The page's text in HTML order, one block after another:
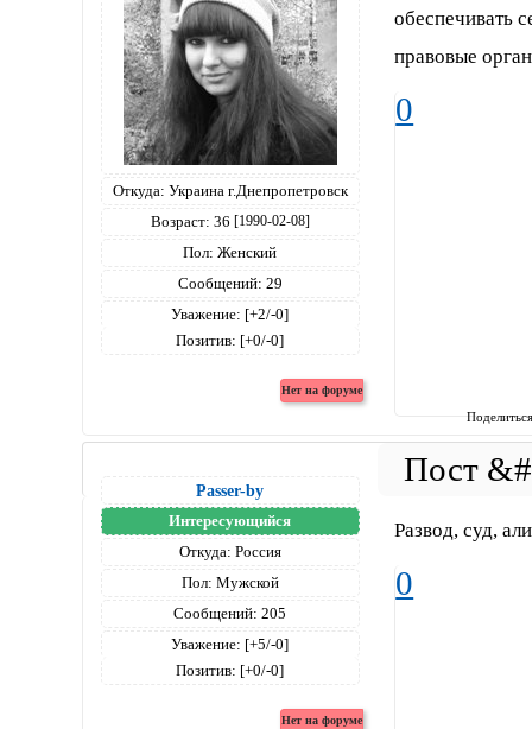
Откуда: Украина г.Днепропетровск
Возраст: 36 [1990-02-08]
Пол: Женский
Сообщений: 29
Уважение: [+2/-0]
Позитив: [+0/-0]
обеспечивать
правовые
0
Passer-by
Интересующийся
Откуда: Россия
Пол: Мужской
Сообщений: 205
Уважение: [+5/-0]
Позитив: [+0/-0]
Развод, суд,
0